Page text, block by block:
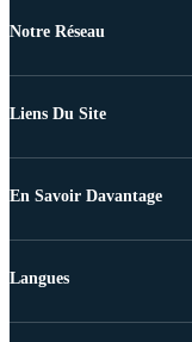
Notre Réseau
Liens Du Site
En Savoir Davantage
Langues